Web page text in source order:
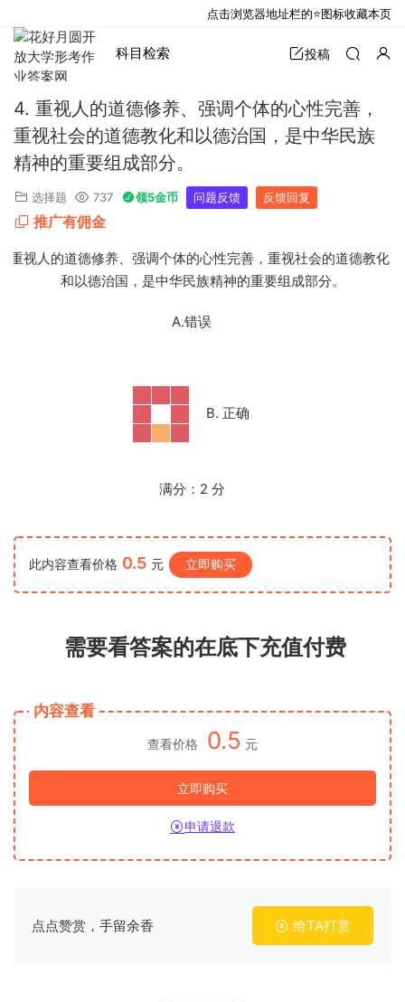
科目检索 投稿
4. 重视人的道德修养、强调个体的心性完善，
重视社会的道德教化和以德治国，是中华民族
精神的重要组成部分。
选择题 737 领5金币 问题反馈 反馈回复
推广有佣金
重视人的道德修养、强调个体的心性完善，重视社会的道德教化
和以德治国，是中华民族精神的重要组成部分。
A.错误
B. 正确
满分： 2 分
此内容查看价格 0.5 元 立即购买
需要看答案的在底下充值付费
内容查看
查看价格 0.5 元
立即购买
申请退款
点点赞赏，手留余香 给TA打赏
点击浏览器地址栏的⭐图标收藏本页